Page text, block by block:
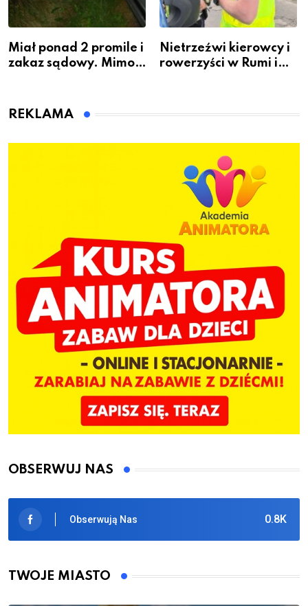
Miał ponad 2 promile i
zakaz sądowy. Mimo
Bolszewie i uderzył w
Nietrzeźwi kierowcy i
rowerzyści w Rumi i
REKLAMA
OBSERWUJ NAS
0.8K
Obserwują Nas
TWOJE MIASTO